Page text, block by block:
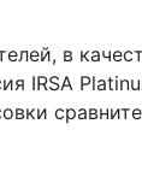
в
IRSA